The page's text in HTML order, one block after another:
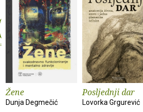
Žene
Dunja Degmečić
Posljednji dar
Lovorka Grgurević